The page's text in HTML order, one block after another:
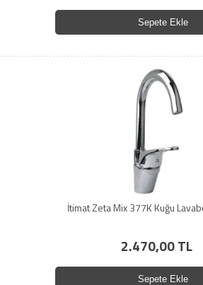
Sepete Ekle
İtimat Zeta Mix 377K Kuğu
2.470,00 TL
Sepete Ekle